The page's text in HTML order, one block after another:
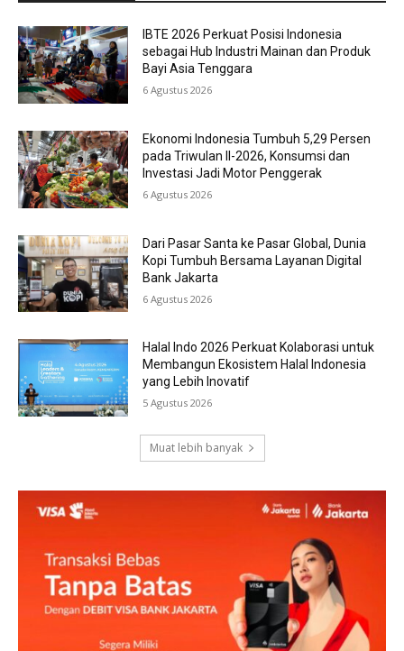
IBTE 2026 Perkuat Posisi Indonesia
sebagai Hub Industri Mainan dan Produk
Bayi Asia Tenggara
6 Agustus 2026
Ekonomi Indonesia Tumbuh 5,29 Persen
pada Triwulan II-2026, Konsumsi dan
Investasi Jadi Motor Penggerak
6 Agustus 2026
Dari Pasar Santa ke Pasar Global, Dunia
Kopi Tumbuh Bersama Layanan Digital
Bank Jakarta
6 Agustus 2026
Halal Indo 2026 Perkuat Kolaborasi untuk
Membangun Ekosistem Halal Indonesia
yang Lebih Inovatif
5 Agustus 2026
Muat lebih banyak